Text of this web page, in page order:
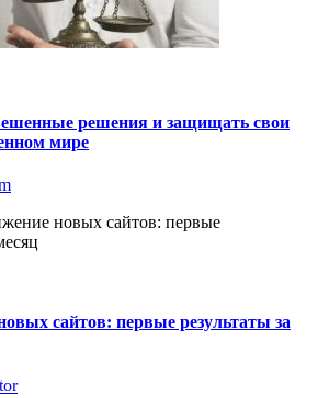
решения и защищать свои
мире
сайтов: первые результаты за